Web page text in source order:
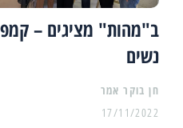
ב"מהות" מציגים –
נשים
17/11/2022